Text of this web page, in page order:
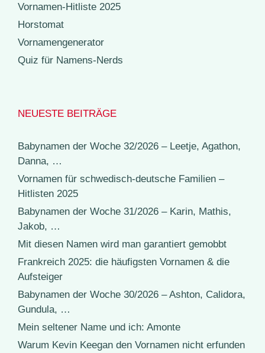
Vornamen-Hitliste 2025
Horstomat
Vornamengenerator
Quiz für Namens-Nerds
NEUESTE BEITRÄGE
Babynamen der Woche 32/2026 – Leetje, Agathon,
Danna, …
Vornamen für schwedisch-deutsche Familien –
Hitlisten 2025
Babynamen der Woche 31/2026 – Karin, Mathis,
Jakob, …
Mit diesen Namen wird man garantiert gemobbt
Frankreich 2025: die häufigsten Vornamen & die
Aufsteiger
Babynamen der Woche 30/2026 – Ashton, Calidora,
Gundula, …
Mein seltener Name und ich: Amonte
Warum Kevin Keegan den Vornamen nicht erfunden